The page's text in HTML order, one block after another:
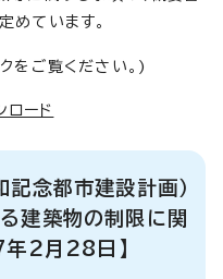
めています。
をご覧ください。)
ード
記念都市建設計画）
建築物の制限に関
年2月28日】